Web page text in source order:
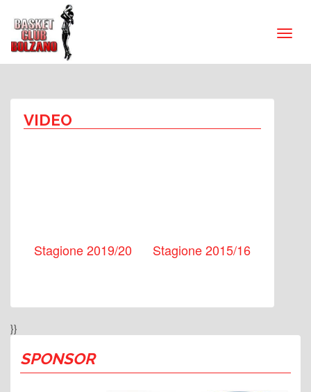
}}
SPONSOR
VIDEO
Stagione 2019/20 Stagione 2015/16